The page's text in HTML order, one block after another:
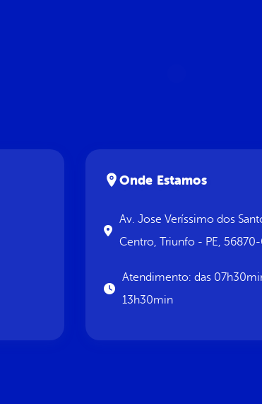
Onde Estamos
Av. Jose Veríssimo dos
Centro, Triunfo - PE,
Atendimento: das
13h30min